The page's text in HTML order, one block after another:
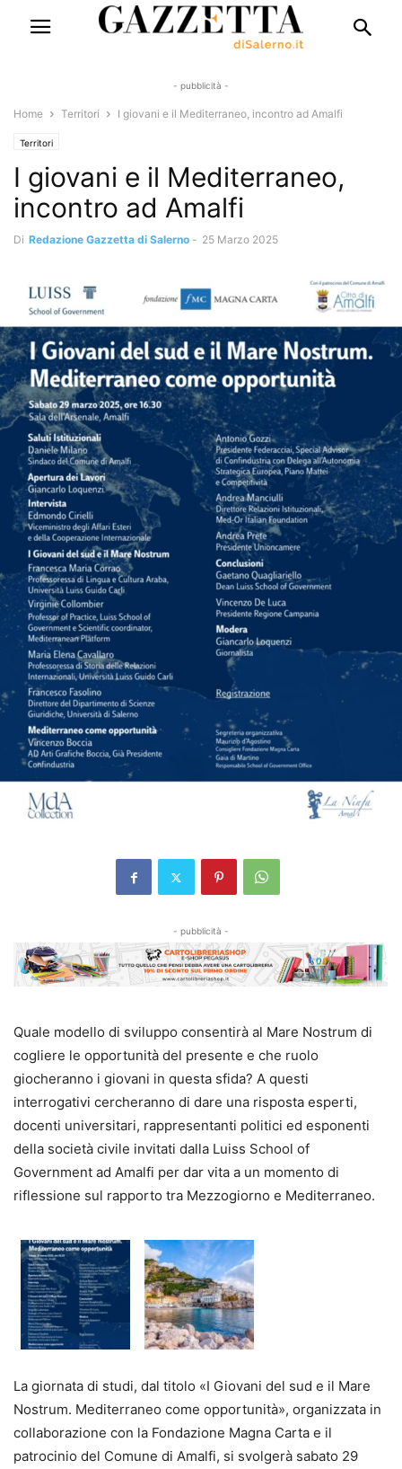
- pubblicità -
Home Territori I giovani e il Mediterraneo, incontro ad Amalfi
Territori
I giovani e il Mediterraneo,
incontro ad Amalfi
Di Redazione Gazzetta di Salerno - 25 Marzo 2025
- pubblicità -
Quale modello di sviluppo consentirà al Mare Nostrum di
cogliere le opportunità del presente e che ruolo
giocheranno i giovani in questa sfida? A questi
interrogativi cercheranno di dare una risposta esperti,
docenti universitari, rappresentanti politici ed esponenti
della società civile invitati dalla Luiss School of
Government ad Amalfi per dar vita a un momento di
riflessione sul rapporto tra Mezzogiorno e Mediterraneo.
La giornata di studi, dal titolo «I Giovani del sud e il Mare
Nostrum. Mediterraneo come opportunità», organizzata in
collaborazione con la Fondazione Magna Carta e il
patrocinio del Comune di Amalfi, si svolgerà sabato 29